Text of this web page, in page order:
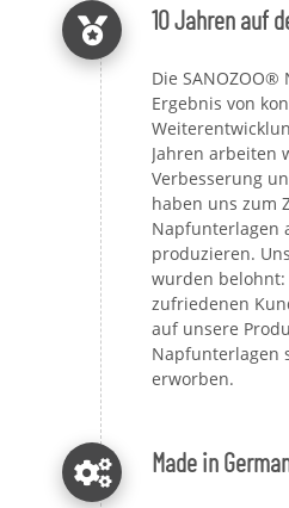
10 Jahren auf
Die
Ergebnis von
Jahren arbeiten
Verbesserung
haben uns zum
Napfunterlagen
produzieren.
wurden belohnt:
zufriedenen
auf unsere
Napfunterlagen
erworben.
Made in